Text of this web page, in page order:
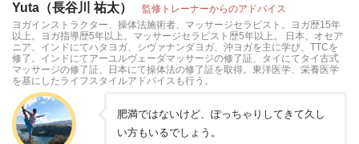
Yuta（長谷川 祐太） 監修トレーナーからのアドバイス
ヨガインストラクター、操体法施術者、マッサージセラピスト。ヨガ歴15年
以上。ヨガ指導歴5年以上。マッサージセラピスト歴5年以上。 日本、オセア
ニア、インドにてハタヨガ、シヴァナンダヨガ、沖ヨガを主に学び、TTCを
修了。インドにてアーユルヴェーダマッサージの修了証、タイにてタイ古式
マッサージの修了証、日本にて操体法の修了証を取得。東洋医学、栄養医学
を基にしたライフスタイルアドバイスも行う。
肥満ではないけど、ぽっちゃりしてきて久し
い方もいるでしょう。